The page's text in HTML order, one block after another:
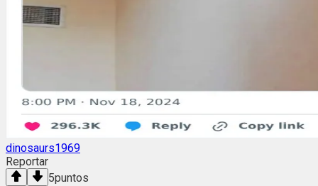
dinosaurs1969
Reportar
5puntos